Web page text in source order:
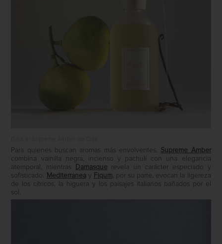
Para quienes buscan aromas más envolventes, Supreme Amber
combina vainilla negra, incienso y pachulí con una elegancia
atemporal, mientras
Damasquerevela un carácter especiado y
sofisticado.
Mediterraneay Fiqum, por su parte, evocan la ligereza
de los cítricos, la higuera y los paisajes italianos bañados por el
sol.